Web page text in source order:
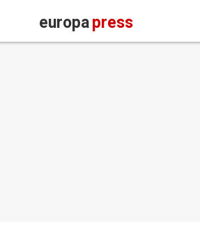
europapress